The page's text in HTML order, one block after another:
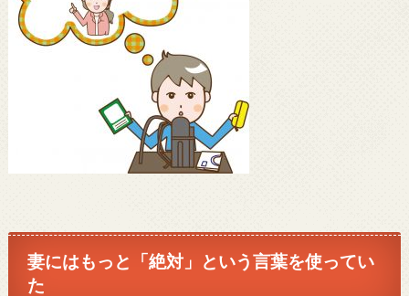
妻にはもっと「絶対」という言葉を使ってい
た